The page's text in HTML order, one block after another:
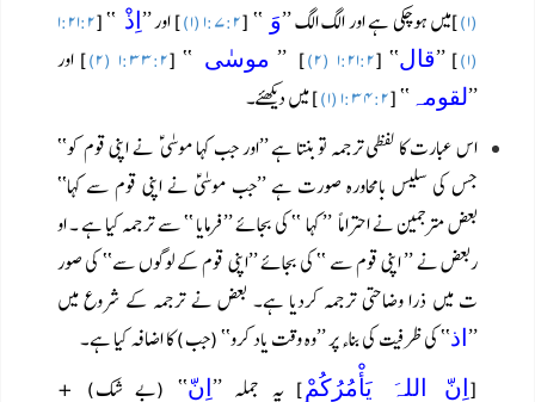
(۱) ]میں ہوچکی ہے اور الگ الگ ’’وَ ‘‘ [۱:۷:۲ (۱) ] اور ’’اِذْ ‘‘ [۱:۲۱:۲
(۱) ] ’’قال‘‘ [۱:۲۱:۲ (۲) ] ’’ موسٰی‘‘ [۱:۳۳:۲ (۲)
] اور
’’لقومہ ‘‘ [۱:۳۴:۲ (۱)
] میں دیکھئے۔
اس عبارت کا لفظی ترجمہ تو بنتا ہے ’’اور جب کہا موسٰی ؑ نے اپنی قوم کو‘‘
جس کی سلیس بامحاورہ صورت ہے ’’جب موسٰیؑ نے اپنی قوم سے کہا‘‘
بعض مترجمین نے احتراماً ’’ کہا ‘‘ کی بجائے ’’ فرمایا ‘‘ سے ترجمہ کیا ہے ۔ او
ربعض نے ’’ اپنی قوم سے ‘‘ کی بجائے ’’اپنی قوم کے لوگوں سے‘‘ کی صور
ت میں ذرا وضاحتی ترجمہ کردیا ہے۔ بعض نے ترجمہ کے شروع میں
’’اذ‘‘ کی ظرفیت کی بناء پر ’’وہ وقت یاد کرو‘‘ (جب) کا اضافہ کیا ہے۔
[ اِنّ اللہَ یَأْمُرُکُمْ] یہ جملہ ’’اِنّ‘‘ (بے شک) +